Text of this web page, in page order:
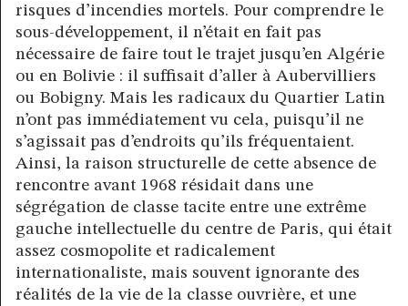
risques d’incendies mortels. Pour comprendre le
sous-développement, il n’était en fait pas
nécessaire de faire tout le trajet jusqu’en Algérie
ou en Bolivie : il suffisait d’aller à Aubervilliers
ou Bobigny. Mais les radicaux du Quartier Latin
n’ont pas immédiatement vu cela, puisqu’il ne
s’agissait pas d’endroits qu’ils fréquentaient.
Ainsi, la raison structurelle de cette absence de
rencontre avant 1968 résidait dans une
ségrégation de classe tacite entre une extrême
gauche intellectuelle du centre de Paris, qui était
assez cosmopolite et radicalement
internationaliste, mais souvent ignorante des
réalités de la vie de la classe ouvrière, et une